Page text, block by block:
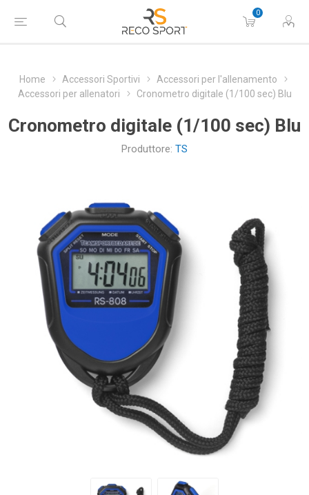
0
Home Accessori Sportivi
Accessori per l'allenamento
Accessori per allenatori
Cronometro digitale (1/100 sec) Blu
Cronometro digitale (1/100 sec) Blu
Produttore: TS